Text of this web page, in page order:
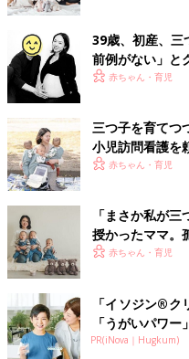
39歳、初産、三
前例がない」と
日々…【桑子英
赤ちゃん・育児
三つ子を育てつ
小児訪問看護を
ちゃん育児！【
赤ちゃん・育児
「まさか私が
授かったママ。
いた！【多胎イ
赤ちゃん・育児
「イソジン®ク
「うがいパワ
PR(iNova｜Hugkum)